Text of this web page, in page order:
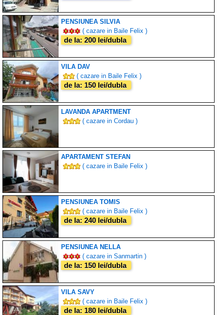
PENSIUNEA SILVIA
( cazare in Baile Felix )
de la: 200 lei/dubla
VILA DAV
( cazare in Baile Felix )
de la: 150 lei/dubla
LAVANDA APARTMENT
( cazare in Cordau )
APARTAMENT STEFAN
( cazare in Baile Felix )
PENSIUNEA TOMIS
( cazare in Baile Felix )
de la: 240 lei/dubla
PENSIUNEA NELLA
( cazare in Sanmartin )
de la: 150 lei/dubla
VILA SAVY
( cazare in Baile Felix )
de la: 180 lei/dubla